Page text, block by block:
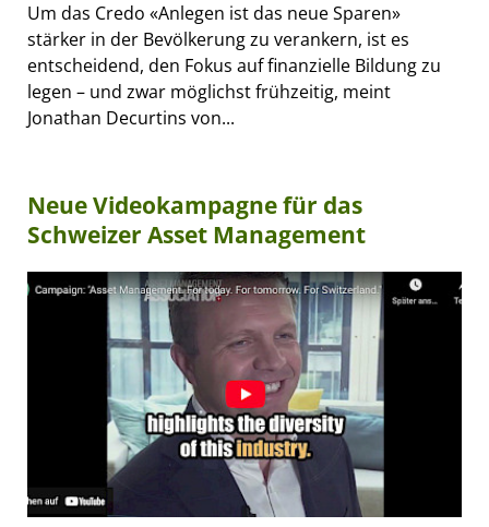
Um das Credo «Anlegen ist das neue Sparen»
stärker in der Bevölkerung zu verankern, ist es
entscheidend, den Fokus auf finanzielle Bildung zu
legen – und zwar möglichst frühzeitig, meint
Jonathan Decurtins von...
Neue Videokampagne für das
Schweizer Asset Management